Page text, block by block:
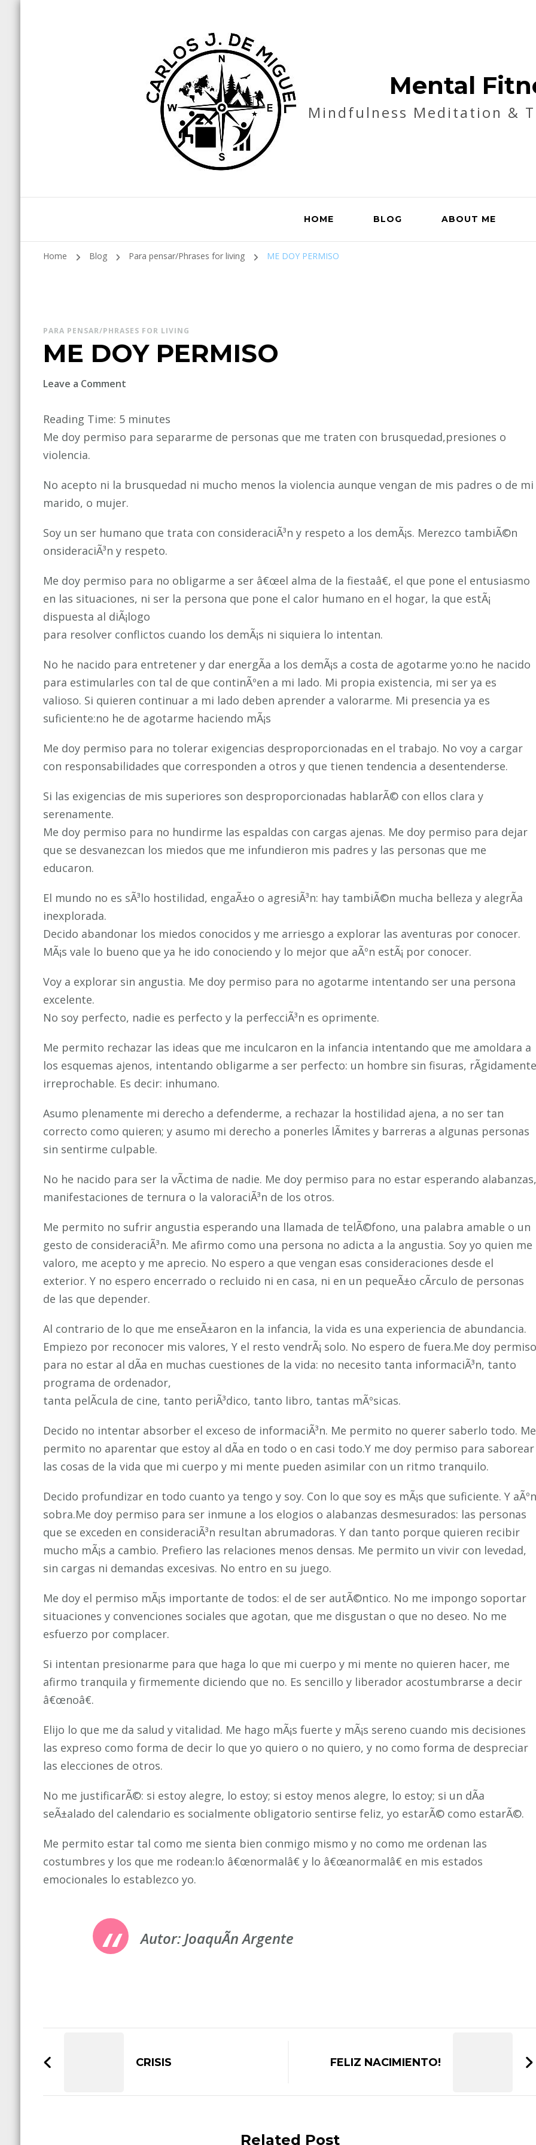
Mental
Mindfulness Meditation &
HOME BLOG ABOUT ME
Home Blog Para pensar/Phrases for living ME DOY PERMISO
PARA PENSAR/PHRASES FOR LIVING
ME DOY PERMISO
Leave a Commenton
DOY
Reading Time: 5 minutes
Me doy permiso para separarme de personas que me traten con brusquedad,presiones o
violencia.
No acepto ni la brusquedad ni mucho menos la violencia aunque vengan de mis padres o de mi
marido, o mujer.
Soy un ser humano que trata con consideraciÃ³n y respeto a los demÃ¡s. Merezco tambiÃ©n
onsideraciÃ³n y respeto.
Me doy permiso para no obligarme a ser â€œel alma de la fiestaâ€, el que pone el entusiasmo
en las situaciones, ni ser la persona que pone el calor humano en el hogar, la que estÃ¡
dispuesta al diÃ¡logo
para resolver conflictos cuando los demÃ¡s ni siquiera lo intentan.
No he nacido para entretener y dar energÃ­a a los demÃ¡s a costa de agotarme yo:no he nacido
para estimularles con tal de que continÃºen a mi lado. Mi propia existencia, mi ser ya es
valioso. Si quieren continuar a mi lado deben aprender a valorarme. Mi presencia ya es
suficiente:no he de agotarme haciendo mÃ¡s
Me doy permiso para no tolerar exigencias desproporcionadas en el trabajo. No voy a cargar
con responsabilidades que corresponden a otros y que tienen tendencia a desentenderse.
Si las exigencias de mis superiores son desproporcionadas hablarÃ© con ellos clara y
serenamente.
Me doy permiso para no hundirme las espaldas con cargas ajenas. Me doy permiso para dejar
que se desvanezcan los miedos que me infundieron mis padres y las personas que me
educaron.
El mundo no es sÃ³lo hostilidad, engaÃ±o o agresiÃ³n: hay tambiÃ©n mucha belleza y alegrÃ­a
inexplorada.
Decido abandonar los miedos conocidos y me arriesgo a explorar las aventuras por conocer.
MÃ¡s vale lo bueno que ya he ido conociendo y lo mejor que aÃºn estÃ¡ por conocer.
Voy a explorar sin angustia. Me doy permiso para no agotarme intentando ser una persona
excelente.
No soy perfecto, nadie es perfecto y la perfecciÃ³n es oprimente.
Me permito rechazar las ideas que me inculcaron en la infancia intentando que me amoldara a
los esquemas ajenos, intentando obligarme a ser perfecto: un hombre sin fisuras, rÃ­gidamente
irreprochable. Es decir: inhumano.
Asumo plenamente mi derecho a defenderme, a rechazar la hostilidad ajena, a no ser tan
correcto como quieren; y asumo mi derecho a ponerles lÃ­mites y barreras a algunas personas
sin sentirme culpable.
No he nacido para ser la vÃ­ctima de nadie. Me doy permiso para no estar esperando alabanzas,
manifestaciones de ternura o la valoraciÃ³n de los otros.
Me permito no sufrir angustia esperando una llamada de telÃ©fono, una palabra amable o un
gesto de consideraciÃ³n. Me afirmo como una persona no adicta a la angustia. Soy yo quien me
valoro, me acepto y me aprecio. No espero a que vengan esas consideraciones desde el
exterior. Y no espero encerrado o recluido ni en casa, ni en un pequeÃ±o cÃ­rculo de personas
de las que depender.
Al contrario de lo que me enseÃ±aron en la infancia, la vida es una experiencia de abundancia.
Empiezo por reconocer mis valores, Y el resto vendrÃ¡ solo. No espero de fuera.Me doy permiso
para no estar al dÃ­a en muchas cuestiones de la vida: no necesito tanta informaciÃ³n, tanto
programa de ordenador,
tanta pelÃ­cula de cine, tanto periÃ³dico, tanto libro, tantas mÃºsicas.
Decido no intentar absorber el exceso de informaciÃ³n. Me permito no querer saberlo todo. Me
permito no aparentar que estoy al dÃ­a en todo o en casi todo.Y me doy permiso para saborear
las cosas de la vida que mi cuerpo y mi mente pueden asimilar con un ritmo tranquilo.
Decido profundizar en todo cuanto ya tengo y soy. Con lo que soy es mÃ¡s que suficiente. Y aÃºn
sobra.Me doy permiso para ser inmune a los elogios o alabanzas desmesurados: las personas
que se exceden en consideraciÃ³n resultan abrumadoras. Y dan tanto porque quieren recibir
mucho mÃ¡s a cambio. Prefiero las relaciones menos densas. Me permito un vivir con levedad,
sin cargas ni demandas excesivas. No entro en su juego.
Me doy el permiso mÃ¡s importante de todos: el de ser autÃ©ntico. No me impongo soportar
situaciones y convenciones sociales que agotan, que me disgustan o que no deseo. No me
esfuerzo por complacer.
Si intentan presionarme para que haga lo que mi cuerpo y mi mente no quieren hacer, me
afirmo tranquila y firmemente diciendo que no. Es sencillo y liberador acostumbrarse a decir
â€œnoâ€.
Elijo lo que me da salud y vitalidad. Me hago mÃ¡s fuerte y mÃ¡s sereno cuando mis decisiones
las expreso como forma de decir lo que yo quiero o no quiero, y no como forma de despreciar
las elecciones de otros.
No me justificarÃ©: si estoy alegre, lo estoy; si estoy menos alegre, lo estoy; si un dÃ­a
seÃ±alado del calendario es socialmente obligatorio sentirse feliz, yo estarÃ© como estarÃ©.
Me permito estar tal como me sienta bien conmigo mismo y no como me ordenan las
costumbres y los que me rodean:lo â€œnormalâ€ y lo â€œanormalâ€ en mis estados
emocionales lo establezco yo.
Autor: JoaquÃ­n Argente
Navigation
CRISIS FELIZ NACIMIENTO!
Related Post